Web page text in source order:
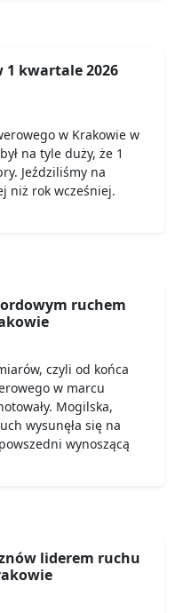
1 kwartale 2026
w Krakowie w
na tyle duży, że 1
Jeździliśmy na
niż rok wcześniej.
ruchem
czyli od końca
w marcu
Mogilska,
wysunęła się na
wynoszącą
liderem ruchu